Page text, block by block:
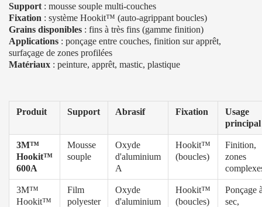
Support : mousse souple multi-couches
Fixation : système Hookit™ (auto-agrippant boucles)
Grains disponibles : fins à très fins (gamme finition)
Applications : ponçage entre couches, finition sur apprêt,
surfaçage de zones profilées
Matériaux : peinture, apprêt, mastic, plastique
Produit Support Abrasif Fixation
Usage
principal
3M™
Hookit™
600A
Mousse
souple
Oxyde
d'aluminium
A
Hookit™
(boucles)
Finition,
zones
3M™
Hookit™
Film
polyester
Oxyde
d'aluminium
Hookit™
(boucles)
Ponçage
sec,